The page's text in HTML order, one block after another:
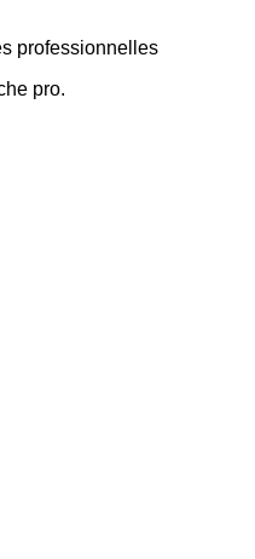
professionnelles
pro.